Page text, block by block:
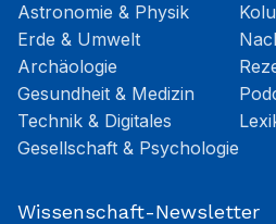
Astronomie & Physik
Erde & Umwelt
Archäologie
Gesundheit & Medizin
Technik & Digitales
Gesellschaft & Psychologie
Wissenschaft-Newsletter